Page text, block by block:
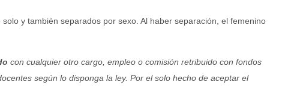
y también separados por sexo. Al haber separación, el femenino
con cualquier otro cargo, empleo o comisión retribuido con fondos
según lo disponga la ley. Por el solo hecho de aceptar el